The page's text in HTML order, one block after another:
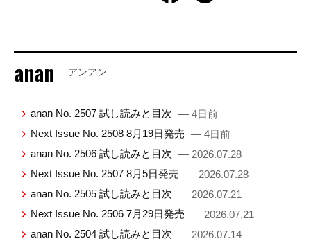
anan アンアン
anan No. 2507 試し読みと目次 — 4日前
Next Issue No. 2508 8月19日発売 — 4日前
anan No. 2506 試し読みと目次 — 2026.07.28
Next Issue No. 2507 8月5日発売 — 2026.07.28
anan No. 2505 試し読みと目次 — 2026.07.21
Next Issue No. 2506 7月29日発売 — 2026.07.21
anan No. 2504 試し読みと目次 — 2026.07.14